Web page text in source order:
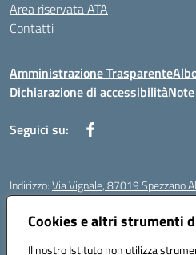
Cookies e altri strumenti
Il nostro Istituto non utilizza
Area riservata ATA
Contatti
Amministrazione Trasparente
Dichiarazione di accessibilità
Seguici su:
Indirizzo:Via Vignale, 87019 Spezzano
Centralino:
Posta elettronica certificata (PEC):
Codice fiscale: 94018300783